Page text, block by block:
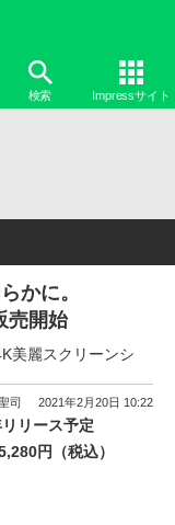
検索 Impressサイト
かに。
売開始
美麗スクリーンシ
司 2021年2月20日 10:22
リース予定
円（税込）